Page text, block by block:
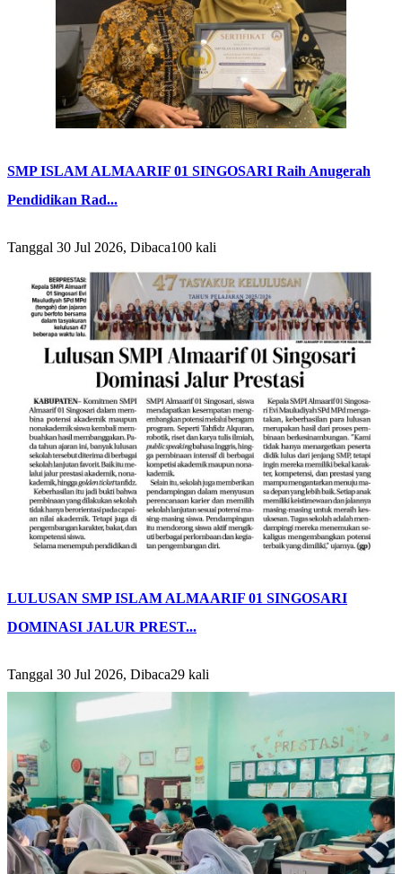
SMP ISLAM ALMAARIF 01 SINGOSARI Raih Anugerah
Pendidikan Rad...
Tanggal 30 Jul 2026, Dibaca100 kali
LULUSAN SMP ISLAM ALMAARIF 01 SINGOSARI
DOMINASI JALUR PREST...
Tanggal 30 Jul 2026, Dibaca29 kali